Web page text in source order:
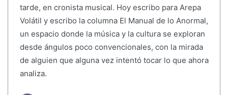
tarde, en cronista musical. Hoy escribo para Arepa
Volátil y escribo la columna El Manual de lo Anormal,
un espacio donde la música y la cultura se exploran
desde ángulos poco convencionales, con la mirada
de alguien que alguna vez intentó tocar lo que ahora
analiza.